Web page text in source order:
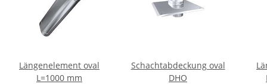
Längenelement oval
L=1000 mm
Schachtabdeckung oval
DHO